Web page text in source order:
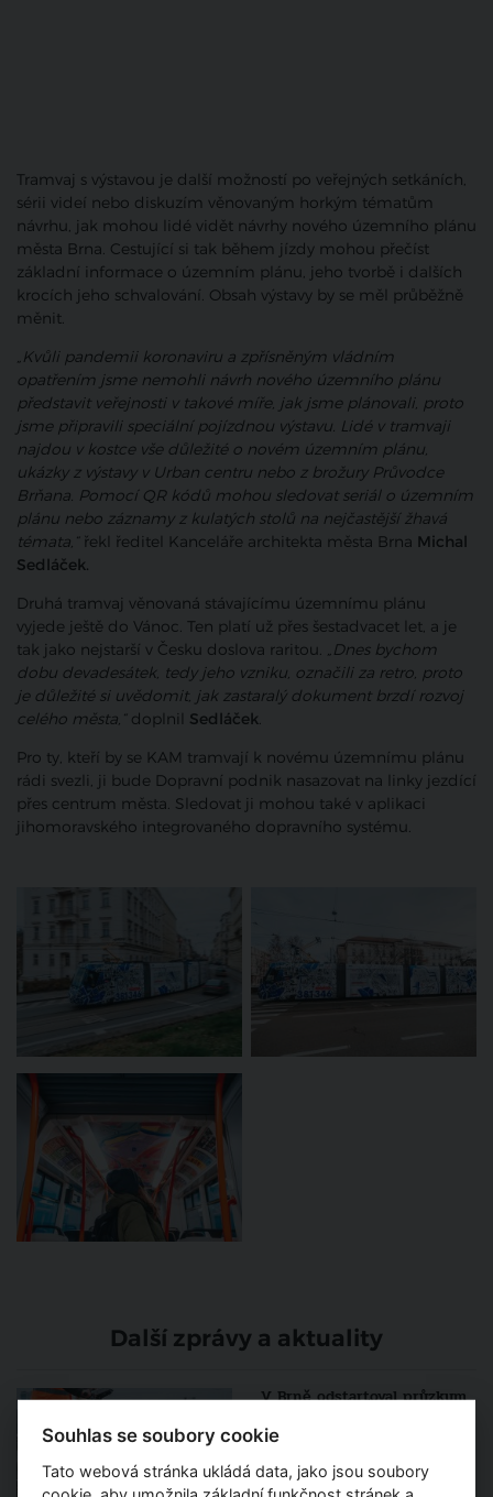
Tramvaj s výstavou je další možností po veřejných setkáních,
sérii videí nebo diskuzím věnovaným horkým tématům
návrhu, jak mohou lidé vidět návrhy nového územního plánu
města Brna. Cestující si tak během jízdy mohou přečíst
základní informace o územním plánu, jeho tvorbě i dalších
krocích jeho schvalování. Obsah výstavy by se měl průběžně
měnit.
„Kvůli pandemii koronaviru a zpřísněným vládním
opatřením jsme nemohli návrh nového územního plánu
představit veřejnosti v takové míře, jak jsme plánovali, proto
jsme připravili speciální pojízdnou výstavu. Lidé v tramvaji
najdou v kostce vše důležité o novém územním plánu,
ukázky z výstavy v Urban centru nebo z brožury Průvodce
Brňana. Pomocí QR kódů mohou sledovat seriál o územním
plánu nebo záznamy z kulatých stolů na nejčastější žhavá
témata,“ řekl ředitel Kanceláře architekta města Brna Michal
Sedláček.
Druhá tramvaj věnovaná stávajícímu územnímu plánu
vyjede ještě do Vánoc. Ten platí už přes šestadvacet let, a je
tak jako nejstarší v Česku doslova raritou. „Dnes bychom
dobu devadesátek, tedy jeho vzniku, označili za retro, proto
je důležité si uvědomit, jak zastaralý dokument brzdí rozvoj
celého města,“ doplnil Sedláček.
Pro ty, kteří by se KAM tramvají k novému územnímu plánu
rádi svezli, ji bude Dopravní podnik nasazovat na linky jezdící
přes centrum města. Sledovat ji mohou také v aplikaci
jihomoravského integrovaného dopravního systému.
Další zprávy a aktuality
V Brně odstartoval průzkum,
zasypaný viadukt
Souhlas se soubory cookie
Tato webová stránka ukládá data, jako jsou soubory